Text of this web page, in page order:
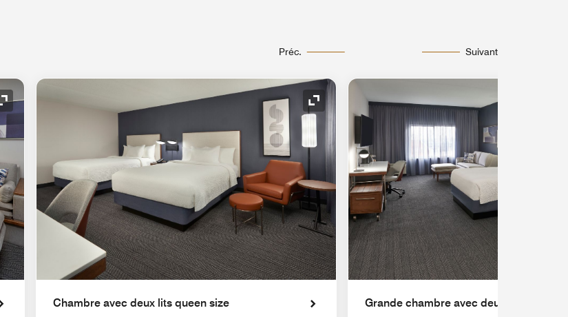
Préc. Suivant
Icône de développement Icône de développement
Chambre avec deux lits queen size Grande chambre avec deux lits doubles